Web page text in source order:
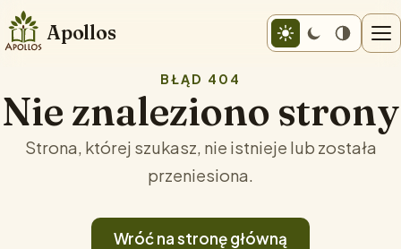
Apollos
BŁĄD 404
Nie znaleziono strony
Strona, której szukasz, nie istnieje lub została
przeniesiona.
Wróć na stronę główną